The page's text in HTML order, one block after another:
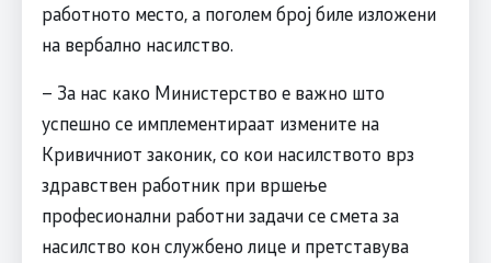
работното место, а поголем број биле изложени
на вербално насилство.
– За нас како Министерство е важно што
успешно се имплементираат измените на
Кривичниот законик, со кои насилството врз
здравствен работник при вршење
професионални работни задачи се смета за
насилство кон службено лице и претставува